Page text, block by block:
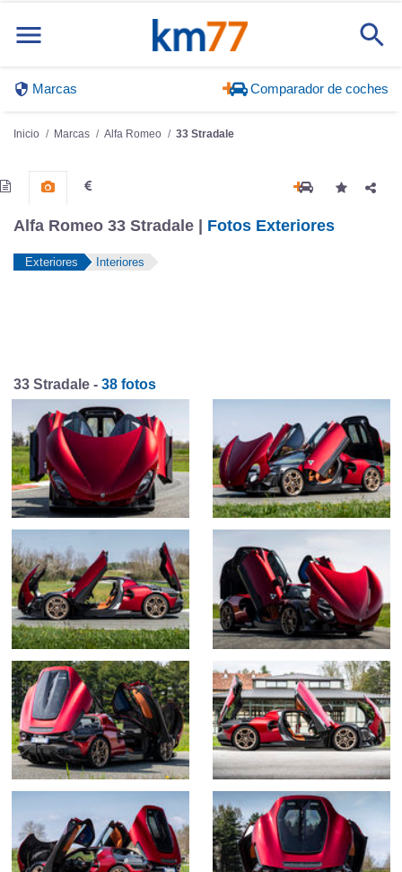
Marcas Comparador de coches
Inicio Marcas Alfa Romeo 33 Stradale
Alfa Romeo 33 Stradale | Fotos Exteriores
Exteriores Interiores
33 Stradale - 38 fotos